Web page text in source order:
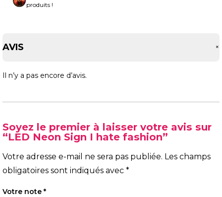
produits !
AVIS +
Il n’y a pas encore d’avis.
Soyez le premier à laisser votre avis sur
“LED Neon Sign I hate fashion”
Votre adresse e-mail ne sera pas publiée. Les champs
obligatoires sont indiqués avec *
Votre note *